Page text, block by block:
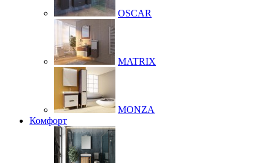
OSCAR
MATRIX
MONZA
Комфорт